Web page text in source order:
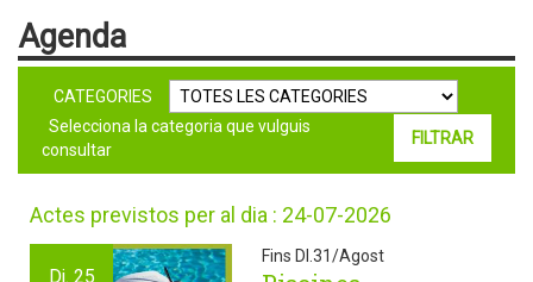
Agenda
CATEGORIES
Selecciona la categoria que vulguis
consultar
Actes previstos per al dia : 24-07-2026
Dj. 25
Fins Dl.31/Agost